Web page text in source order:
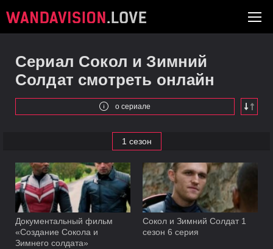
Сериал Сокол и Зимний
Солдат смотреть онлайн
о сериале
1 сезон
Документальный фильм
«Создание Сокола и
Зимнего солдата»
Сокол и Зимний Солдат 1
сезон 6 серия